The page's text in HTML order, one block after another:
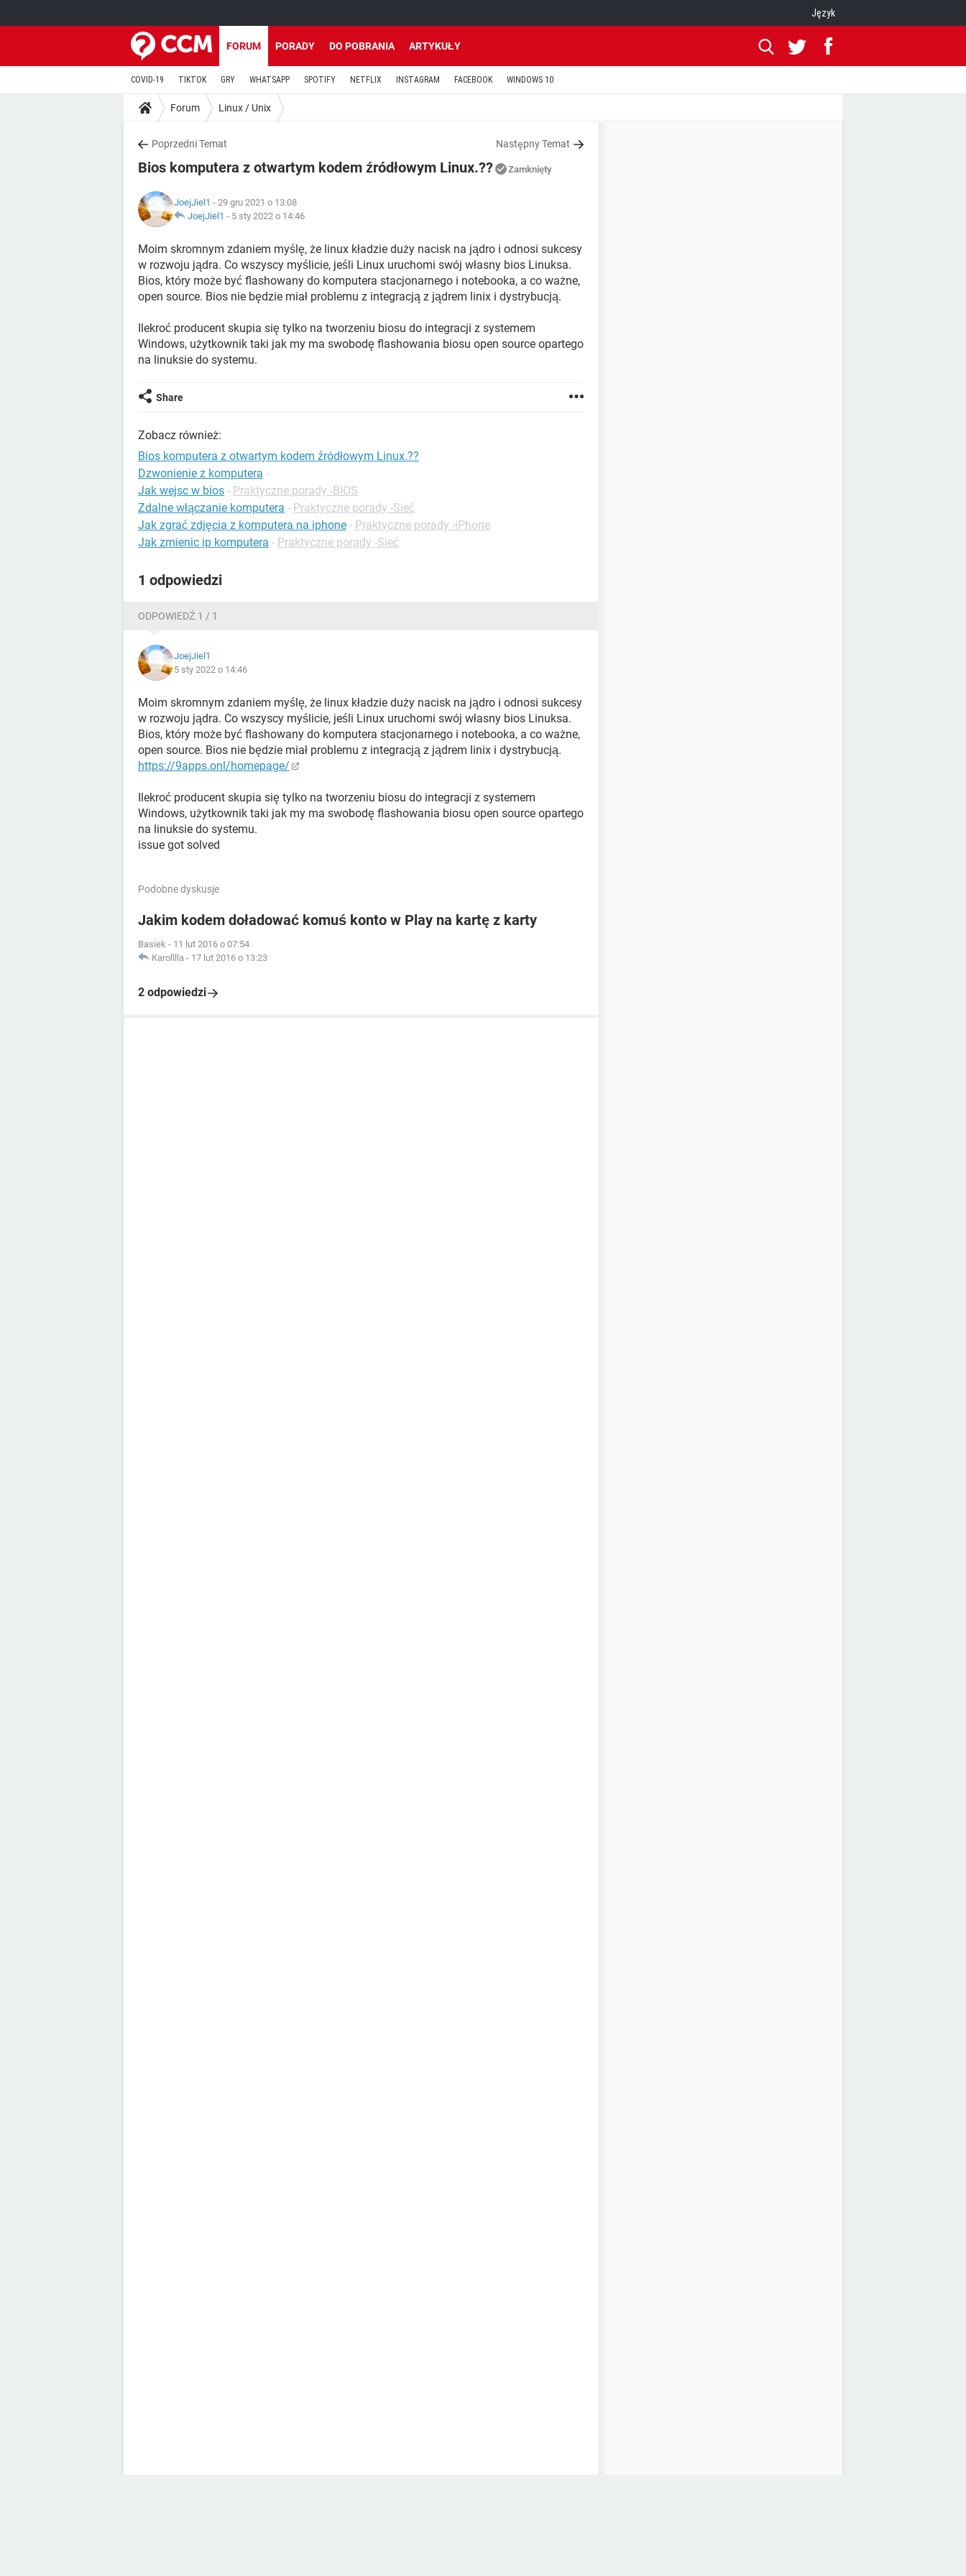
Język
FORUM PORADY DO POBRANIA ARTYKUŁY
COVID-19 TIKTOK GRY WHATSAPP SPOTIFY NETFLIX INSTAGRAM FACEBOOK WINDOWS 10
Forum Linux / Unix
Poprzedni Temat Następny Temat
Bios komputera z otwartym kodem źródłowym Linux.?? Zamknięty
JoejJiel1 - 29 gru 2021 o 13:08
JoejJiel1 - 5 sty 2022 o 14:46
Moim skromnym zdaniem myślę, że linux kładzie duży nacisk na jądro i odnosi sukcesy
w rozwoju jądra. Co wszyscy myślicie, jeśli Linux uruchomi swój własny bios Linuksa.
Bios, który może być flashowany do komputera stacjonarnego i notebooka, a co ważne,
open source. Bios nie będzie miał problemu z integracją z jądrem linix i dystrybucją.
Ilekroć producent skupia się tylko na tworzeniu biosu do integracji z systemem
Windows, użytkownik taki jak my ma swobodę flashowania biosu open source opartego
na linuksie do systemu.
Share
Zobacz również:
Bios komputera z otwartym kodem źródłowym Linux.??
Dzwonienie z komputera -
Jak wejsc w bios - Praktyczne porady -BIOS
Zdalne włączanie komputera - Praktyczne porady -Sieć
Jak zgrać zdjęcia z komputera na iphone - Praktyczne porady -iPhone
Jak zmienic ip komputera - Praktyczne porady -Sieć
1 odpowiedzi
ODPOWIEDŹ 1 / 1
JoejJiel1
5 sty 2022 o 14:46
Moim skromnym zdaniem myślę, że linux kładzie duży nacisk na jądro i odnosi sukcesy
w rozwoju jądra. Co wszyscy myślicie, jeśli Linux uruchomi swój własny bios Linuksa.
Bios, który może być flashowany do komputera stacjonarnego i notebooka, a co ważne,
open source. Bios nie będzie miał problemu z integracją z jądrem linix i dystrybucją.
https://9apps.onl/homepage/
Ilekroć producent skupia się tylko na tworzeniu biosu do integracji z systemem
Windows, użytkownik taki jak my ma swobodę flashowania biosu open source opartego
na linuksie do systemu.
issue got solved
Podobne dyskusje
Jakim kodem doładować komuś konto w Play na kartę z karty
Basiek - 11 lut 2016 o 07:54
Karolllla - 17 lut 2016 o 13:23
2 odpowiedzi